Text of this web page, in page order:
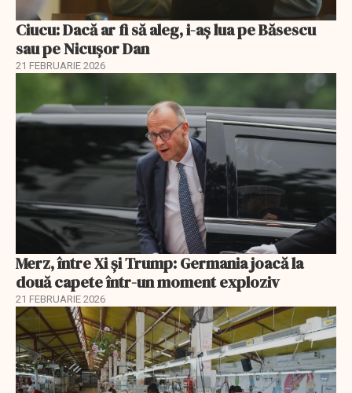
Ciucu: Dacă ar fi să aleg, i-aș lua pe Băsescu
sau pe Nicușor Dan
21 FEBRUARIE 2026
Merz, între Xi și Trump: Germania joacă la
două capete într-un moment exploziv
21 FEBRUARIE 2026